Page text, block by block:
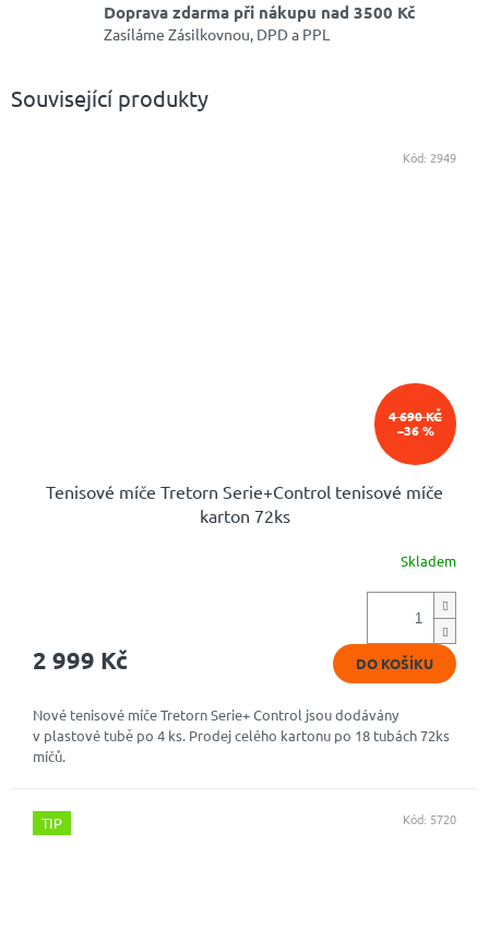
Doprava zdarma při nákupu nad 3500 Kč
Zasíláme Zásilkovnou, DPD a PPL
Související produkty
4 690 KČ
–36 %
Tenisové míče Tretorn Serie+Control tenisové míče
karton 72ks
z
hvězdiček.
Skladem
2 999 Kč DO KOŠÍKU
Nové tenisové míče Tretorn Serie+ Control jsou dodávány
v plastové tubě po 4 ks. Prodej celého kartonu po 18 tubách 72ks
míčů.
Kód: 2949
TIP Kód: 5720